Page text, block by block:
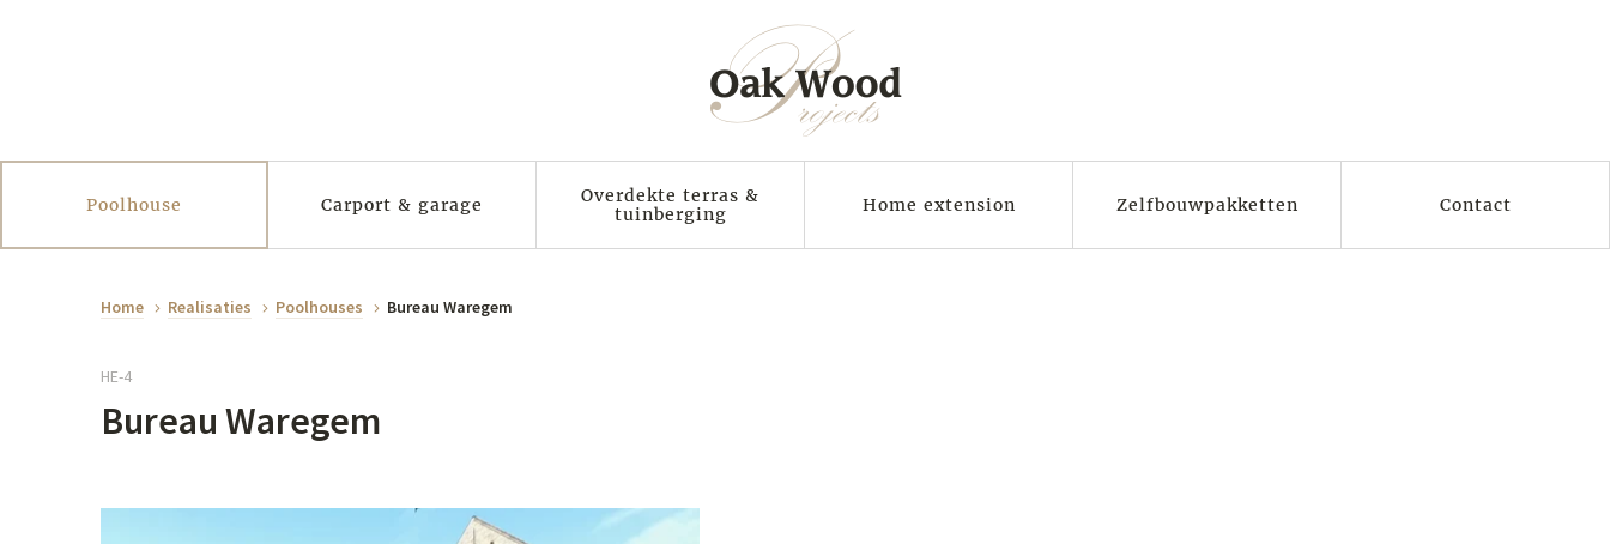
Poolhouse Carport & garage
Overdekte terras &
tuinberging
Home extension Zelfbouwpakketten Contact
Home Realisaties Poolhouses Bureau Waregem
HE-4
Bureau Waregem